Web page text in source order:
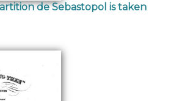
de Sebastopol is taken